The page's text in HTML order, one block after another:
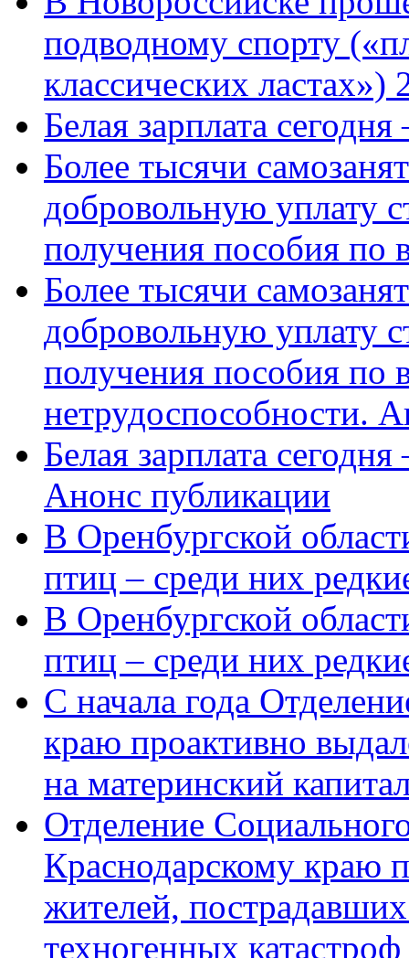
подводному спорту
классических ластах»)
Белая зарплата
Более тысячи
добровольную уплату
получения пособия по
Более тысячи
добровольную уплату
получения пособия по
нетрудоспособности.
Белая зарплата
Анонс публикации
В Оренбургской
птиц – среди них
В Оренбургской
птиц – среди них
С начала года
краю проактивно
на материнский
Отделение
Краснодарскому краю
жителей,
техногенных катастроф